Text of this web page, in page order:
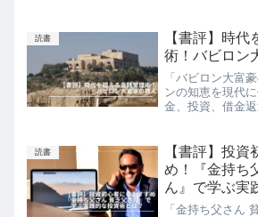
ます。親御さん
もたちにとって
るための参考と
読書
【書評】時代
術！バビロン
「バビロン大富
ンの知恵を現代
金、投資、借金返
で、経済的な安
するヒントを得
読書
【書評】投資
め！『金持ち
ん』で学ぶ実
は？
「金持ち父さん